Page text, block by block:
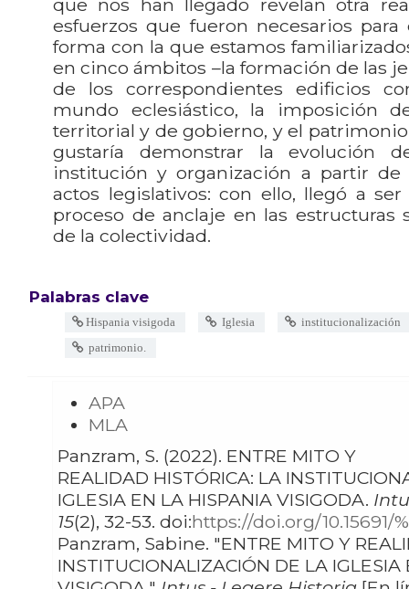
esfuerzos que fueron necesarios
forma con la que estamos
en cinco ámbitos –la formación de las
de los correspondientes edificios
mundo eclesiástico, la imposición
territorial y de gobierno, y el patrimonio
gustaría demonstrar la evolución
institución y organización a partir
actos legislativos: con ello, llegó a
proceso de anclaje en las estructuras
de la colectividad.
Palabras clave
Hispania visigoda Iglesia
institucionalización
patrimonio.
APA
MLA
Panzram, S. (2022). ENTRE MITO Y
REALIDAD HISTÓRICA: LA INSTITUCIONALIZACIÓN DE LA
IGLESIA EN LA HISPANIA VISIGODA.
15
(2), 32-53. doi:https://doi.org/10.15691/
Panzram, Sabine. "ENTRE MITO Y REALIDAD HISTÓRICA: LA
INSTITUCIONALIZACIÓN DE LA IGLESIA EN LA HISPANIA